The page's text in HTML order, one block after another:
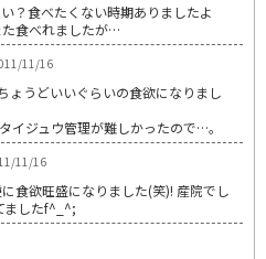
？食べたくない時期ありましたよ
食べれましたが…
11/16
ょうどいいぐらいの食欲になりまし
イジュウ管理が難しかったので…。
11/16
食欲旺盛になりました(笑)! 産院でし
ましたf^_^;